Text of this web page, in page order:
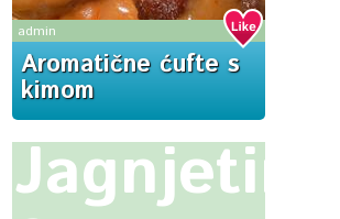
admin
Aromatične ćufte s
kimom
Jagnjetina